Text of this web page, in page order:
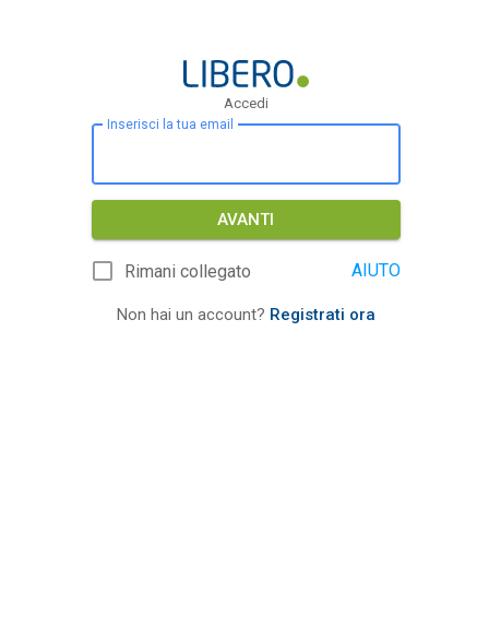
Accedi
Inserisci la tua email
AVANTI
Rimani collegato AIUTO
Non hai un account? Registrati ora